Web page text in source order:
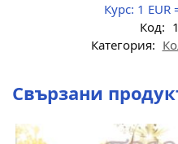
Курс: 1 EUR
Код:
Категория:
Свързани